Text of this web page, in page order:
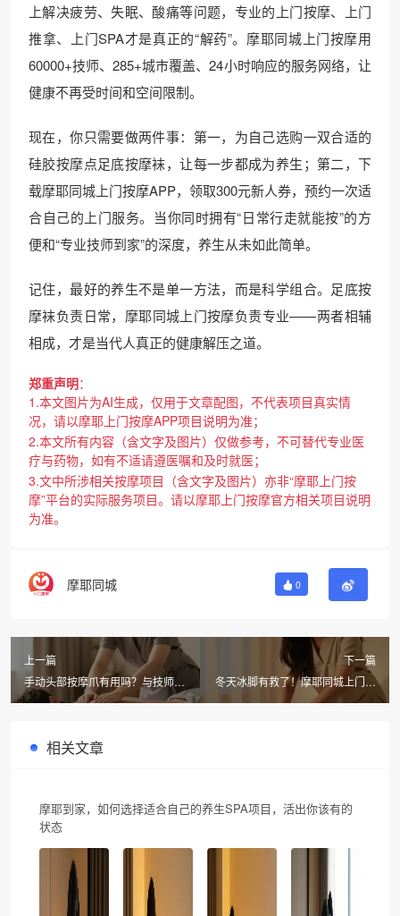
上解决疲劳、失眠、酸痛等问题，专业的上门按摩、上门
推拿、上门SPA才是真正的“解药”。摩耶同城上门按摩用
60000+技师、285+城市覆盖、24小时响应的服务网络，让
健康不再受时间和空间限制。
现在，你只需要做两件事：第一，为自己选购一双合适的
硅胶按摩点足底按摩袜，让每一步都成为养生；第二，下
载摩耶同城上门按摩APP，领取300元新人券，预约一次适
合自己的上门服务。当你同时拥有“日常行走就能按”的方
便和“专业技师到家”的深度，养生从未如此简单。
记住，最好的养生不是单一方法，而是科学组合。足底按
摩袜负责日常，摩耶同城上门按摩负责专业——两者相辅
相成，才是当代人真正的健康解压之道。
郑重声明：
1.本文图片为AI生成，仅用于文章配图，不代表项目真实情
况，请以摩耶上门按摩APP项目说明为准；
2.本文所有内容（含文字及图片）仅做参考，不可替代专业医
疗与药物，如有不适请遵医嘱和及时就医；
3.文中所涉相关按摩项目（含文字及图片）亦非“摩耶上门按
摩”平台的实际服务项目。请以摩耶上门按摩官方相关项目说明
为准。
摩耶同城 0
上一篇
手动头部按摩爪有用吗？与技师手
按差距多大？摩耶同城上门按摩揭
下一篇
冬天冰脚有救了！摩耶同城上门按
摩脚底加热，暖脚放松神器
相关文章
摩耶到家，如何选择适合自己的养生SPA项目，活出你该有的
状态